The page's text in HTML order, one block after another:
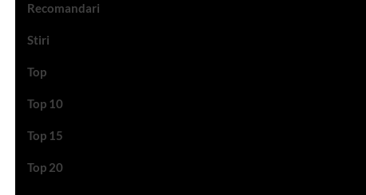
Recomandari
Stiri
Top
Top 10
Top 15
Top 20